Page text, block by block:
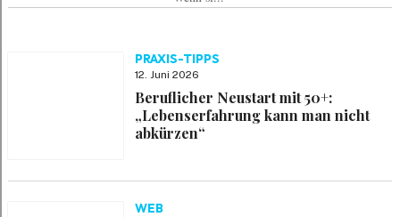
PRAXIS-TIPPS
12. Juni 2026
Beruflicher Neustart mit 50+:
„Lebenserfahrung kann man nicht
abkürzen“
WEB